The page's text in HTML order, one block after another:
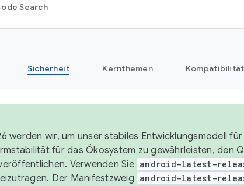
Search
Sicherheit Kernthemen Kompatibilität
werden wir, um unser stabiles Entwicklungsmodell
für das Ökosystem zu gewährleisten, den
Verwenden Sie android-latest-
Der Manifestzweig android-latest-